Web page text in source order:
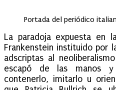
Portada del periódico
La paradoja expuesta en
Frankenstein instituido por
adscriptas al
escapó de las manos
contenerlo, imitarlo u